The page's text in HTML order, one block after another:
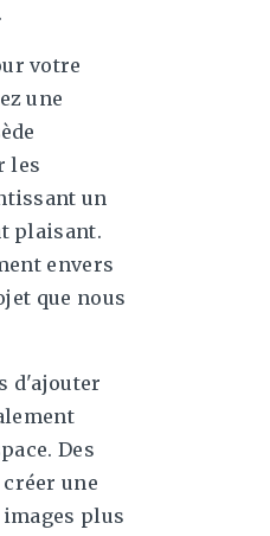
votre
une
les
un
plaisant.
envers
que nous
d'ajouter
Des
une
plus